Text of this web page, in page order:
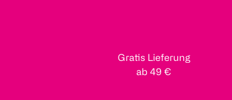
Gratis Lieferung
ab 49 €